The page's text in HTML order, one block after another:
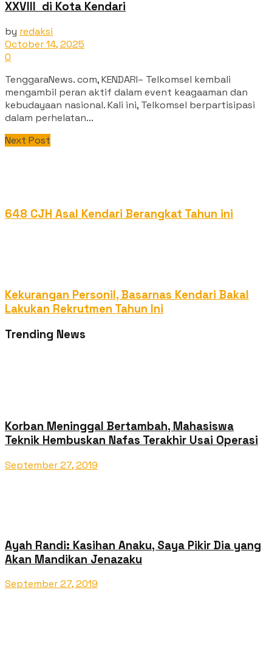
XXVIII di Kota Kendari
by redaksi
October 14, 2025
0
TenggaraNews. com, KENDARI– Telkomsel kembali
mengambil peran aktif dalam event keagaaman dan
kebudayaan nasional. Kali ini, Telkomsel berpartisipasi
dalam perhelatan...
Next Post
648 CJH Asal Kendari Berangkat Tahun ini
Kekurangan Personil, Basarnas Kendari Bakal
Lakukan Rekrutmen Tahun Ini
Trending News
Korban Meninggal Bertambah, Mahasiswa
Teknik Hembuskan Nafas Terakhir Usai Operasi
September 27, 2019
Ayah Randi: Kasihan Anaku, Saya Pikir Dia yang
Akan Mandikan Jenazaku
September 27, 2019